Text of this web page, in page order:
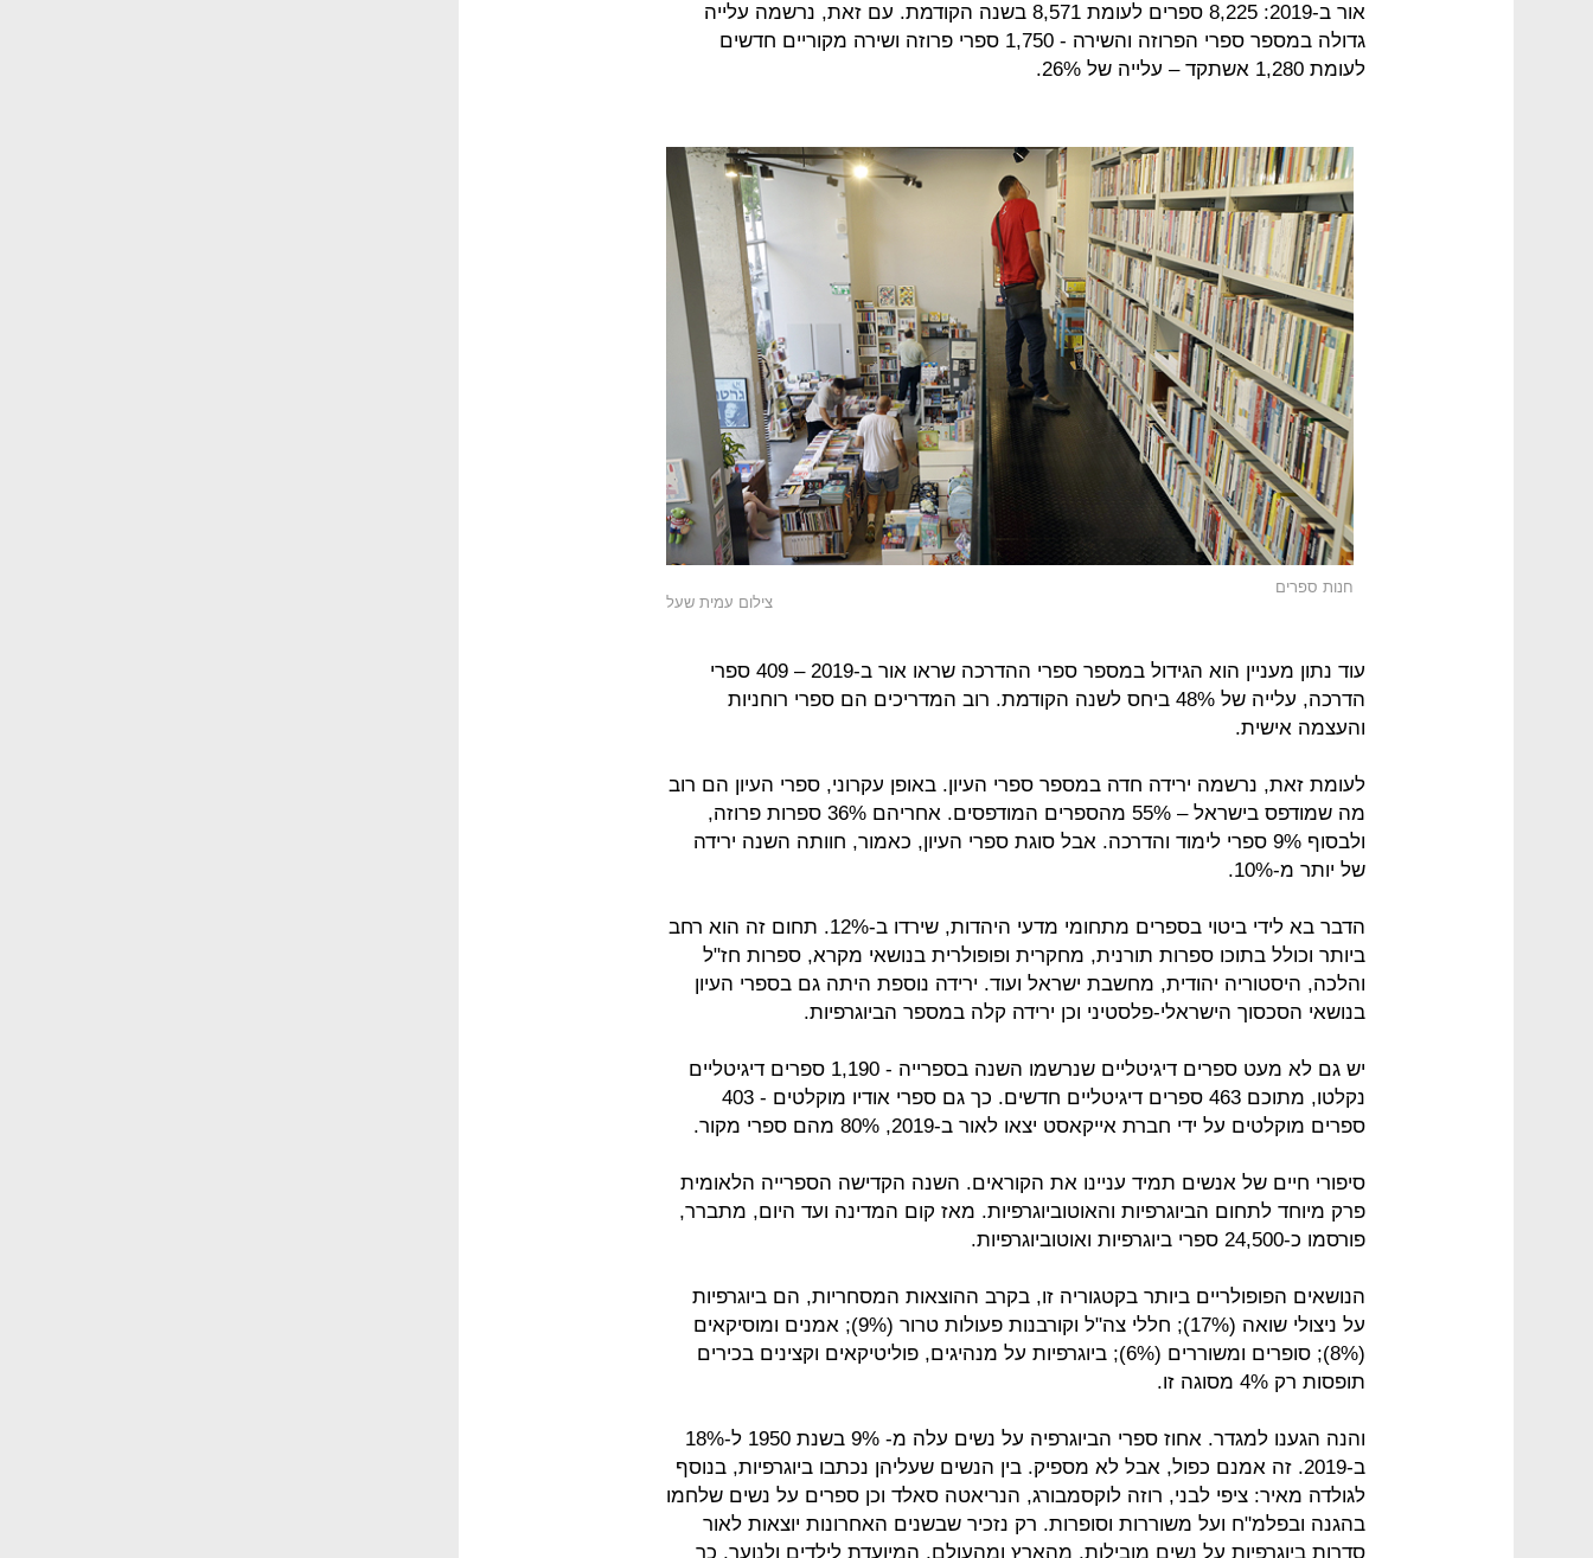
אור ב-2019: 8,225 ספרים לעומת 8,571 בשנה הקודמת. עם זאת, נרשמה עלייה
גדולה במספר ספרי הפרוזה והשירה - 1,750 ספרי פרוזה ושירה מקוריים חדשים
לעומת 1,280 אשתקד – עלייה של 26%.
חנות ספרים
צילום עמית שעל
עוד נתון מעניין הוא הגידול במספר ספרי ההדרכה שראו אור ב-2019 – 409 ספרי
הדרכה, עלייה של 48% ביחס לשנה הקודמת. רוב המדריכים הם ספרי רוחניות
והעצמה אישית.
לעומת זאת, נרשמה ירידה חדה במספר ספרי העיון. באופן עקרוני, ספרי העיון הם רוב
מה שמודפס בישראל – 55% מהספרים המודפסים. אחריהם 36% ספרות פרוזה,
ולבסוף 9% ספרי לימוד והדרכה. אבל סוגת ספרי העיון, כאמור, חוותה השנה ירידה
של יותר מ-10%.
הדבר בא לידי ביטוי בספרים מתחומי מדעי היהדות, שירדו ב-12%. תחום זה הוא רחב
ביותר וכולל בתוכו ספרות תורנית, מחקרית ופופולרית בנושאי מקרא, ספרות חז"ל
והלכה, היסטוריה יהודית, מחשבת ישראל ועוד. ירידה נוספת היתה גם בספרי העיון
בנושאי הסכסוך הישראלי-פלסטיני וכן ירידה קלה במספר הביוגרפיות.
יש גם לא מעט ספרים דיגיטליים שנרשמו השנה בספרייה - 1,190 ספרים דיגיטליים
נקלטו, מתוכם 463 ספרים דיגיטליים חדשים. כך גם ספרי אודיו מוקלטים - 403
ספרים מוקלטים על ידי חברת אייקאסט יצאו לאור ב-2019, 80% מהם ספרי מקור.
סיפורי חיים של אנשים תמיד עניינו את הקוראים. השנה הקדישה הספרייה הלאומית
פרק מיוחד לתחום הביוגרפיות והאוטוביוגרפיות. מאז קום המדינה ועד היום, מתברר,
פורסמו כ-24,500 ספרי ביוגרפיות ואוטוביוגרפיות.
הנושאים הפופולריים ביותר בקטגוריה זו, בקרב ההוצאות המסחריות, הם ביוגרפיות
על ניצולי שואה (17%); חללי צה"ל וקורבנות פעולות טרור (9%); אמנים ומוסיקאים
(8%); סופרים ומשוררים (6%); ביוגרפיות על מנהיגים, פוליטיקאים וקצינים בכירים
תופסות רק 4% מסוגה זו.
והנה הגענו למגדר. אחוז ספרי הביוגרפיה על נשים עלה מ- 9% בשנת 1950 ל-18%
ב-2019. זה אמנם כפול, אבל לא מספיק. בין הנשים שעליהן נכתבו ביוגרפיות, בנוסף
לגולדה מאיר: ציפי לבני, רוזה לוקסמבורג, הנריאטה סאלד וכן ספרים על נשים שלחמו
בהגנה ובפלמ"ח ועל משוררות וסופרות. רק נזכיר שבשנים האחרונות יוצאות לאור
סדרות ביוגרפיות על נשים מובילות, מהארץ ומהעולם, המיועדת לילדים ולנוער, כך